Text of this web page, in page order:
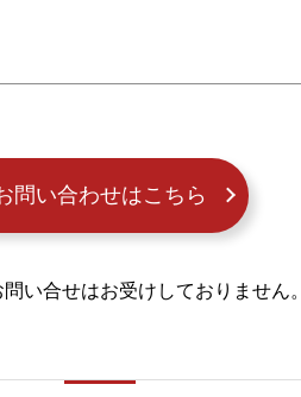
問い合わせはこちら
い合せはお受けしておりません。